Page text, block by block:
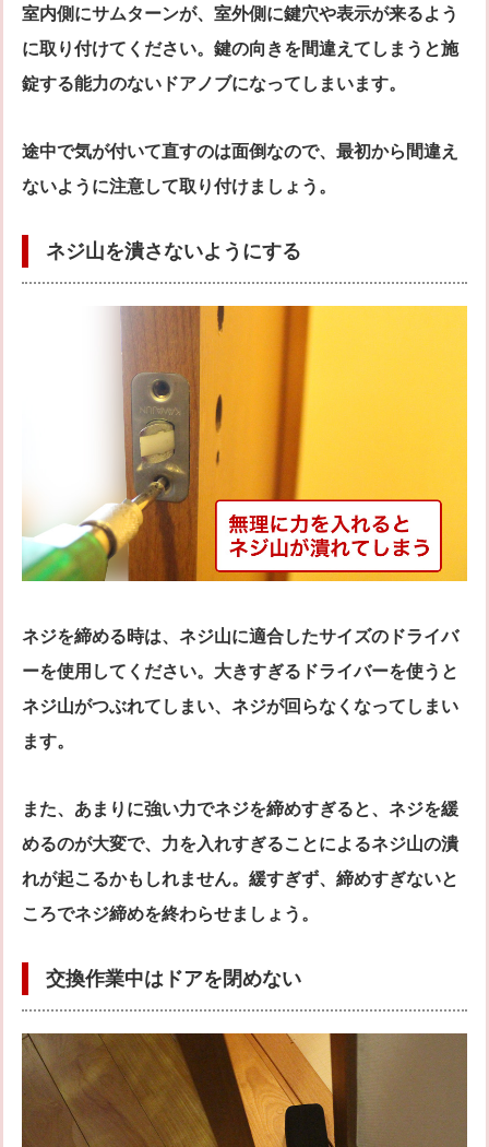
室内側にサムターンが、室外側に鍵穴や表示が来るよう
に取り付けてください。鍵の向きを間違えてしまうと施
錠する能力のないドアノブになってしまいます。
途中で気が付いて直すのは面倒なので、最初から間違え
ないように注意して取り付けましょう。
ネジ山を潰さないようにする
ネジを締める時は、ネジ山に適合したサイズのドライバ
ーを使用してください。大きすぎるドライバーを使うと
ネジ山がつぶれてしまい、ネジが回らなくなってしまい
ます。
また、あまりに強い力でネジを締めすぎると、ネジを緩
めるのが大変で、力を入れすぎることによるネジ山の潰
れが起こるかもしれません。緩すぎず、締めすぎないと
ころでネジ締めを終わらせましょう。
交換作業中はドアを閉めない